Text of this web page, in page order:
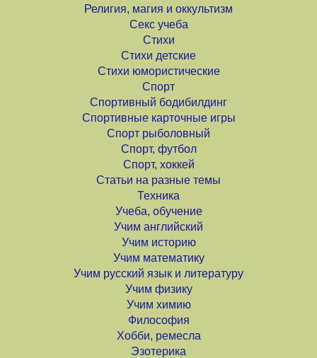
Религия, магия и оккультизм
Секс учеба
Стихи
Стихи детские
Стихи юмористические
Спорт
Спортивный бодибилдинг
Спортивные карточные игры
Спорт рыболовный
Спорт, футбол
Спорт, хоккей
Статьи на разные темы
Техника
Учеба, обучение
Учим английский
Учим историю
Учим математику
Учим русский язык и литературу
Учим физику
Учим химию
Философия
Хобби, ремесла
Эзотерика